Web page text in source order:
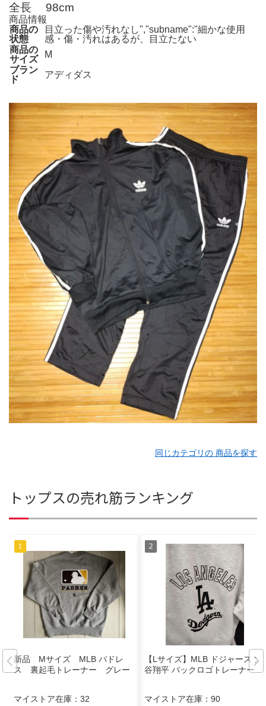
全長 98cm
商品情報
商品の
状態
目立った傷や汚れなし","subname":"細かな使用
感・傷・汚れはあるが、目立たない
商品の
サイズ
M
ブラン
ド
アディダス
同じカテゴリの 商品を探す
トップスの売れ筋ランキング
新品 Mサイズ MLB パドレ
ス 裏起毛トレーナー グレー
マイストア在庫： 32
【Lサイズ】MLB ドジャース 大
谷翔平 バックロゴトレーナー
マイストア在庫： 90